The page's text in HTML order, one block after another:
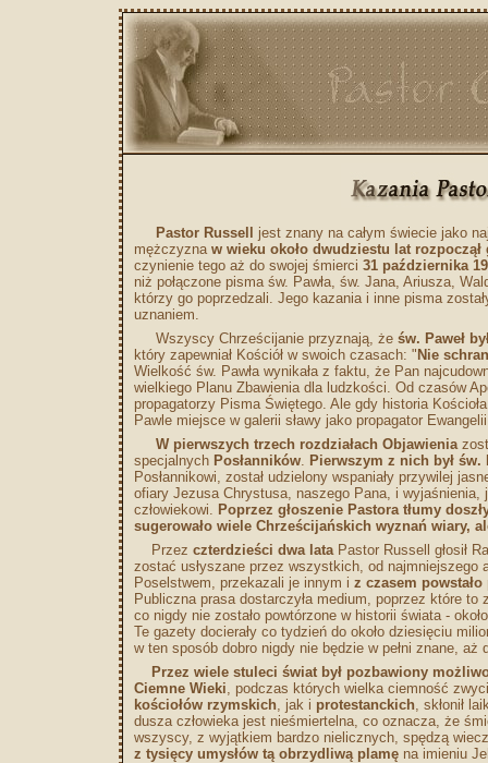
Pastor Russell
jest znany na całym świecie jako
mężczyzna w wieku około dwudziestu lat
czynienie tego aż do swojej śmierci 31 października
niż połączone pisma św. Pawła, św. Jana, Ariusza,
którzy go poprzedzali. Jego kazania i inne pisma
uznaniem.
Wszyscy Chrześcijanie przyznają, że św. Paweł
który zapewniał Kościół w swoich czasach: " Nie
Wielkość św. Pawła wynikała z faktu, że Pan
wielkiego Planu Zbawienia dla ludzkości. Od czasów
propagatorzy Pisma Świętego. Ale gdy historia
Pawle miejsce w galerii sławy jako propagator
W pierwszych trzech rozdziałach Objawienia
specjalnych Posłanników. Pierwszym z nich był św.
Posłannikowi, został udzielony wspaniały przywilej
ofiary Jezusa Chrystusa, naszego Pana, i wyjaśnienia,
człowiekowi. Poprzez głoszenie Pastora tłumy
sugerowało wiele Chrześcijańskich wyznań wiary,
Przez czterdzieści dwa lataPastor Russell głosił
zostać usłyszane przez wszystkich, od
Poselstwem, przekazali je innym i z czasem
Publiczna prasa dostarczyła medium, poprzez które
co nigdy nie zostało powtórzone w historii świata -
Te gazety docierały co tydzień do około dziesięciu
w ten sposób dobro nigdy nie będzie w pełni znane,
Przez wiele stuleci świat był pozbawiony
Ciemne Wieki, podczas których wielka ciemność
kościołów rzymskich, jak i protestanckich, skłonił
dusza człowieka jest nieśmiertelna, co oznacza, że
wszyscy, z wyjątkiem bardzo nielicznych, spędzą
z tysięcy umysłów tą obrzydliwą plamęna imieniu